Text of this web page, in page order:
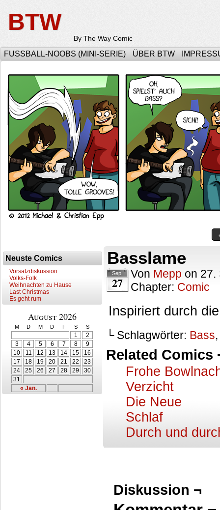
BTW
By The Way Comic
FUSSBALL-NOOBS (MINI-SERIE) ÜBER BTW
Neuste Comics
Vorsatzdiskussion
Volks-Folk
Weihnachten zu Hause
Last Christmas
Es geht rum
August 2026
M D M D F S S
« Jan.
1
2
3
4 5 6 7 8
9
10
11 12 13 14 15
16
17
18 19 20 21 22
23
24
25 26 27 28 29
30
31
Basslame
Sep.
27
Von Mepp on 27.
Chapter: Comic
Inspiriert durch
└ Schlagwörter: Bass
Related Comics
Frohe
Verzicht
Die Neue
Schlaf
Durch und
Diskussion ¬